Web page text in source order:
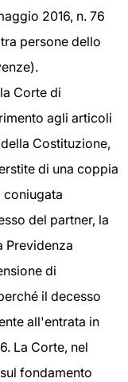
2016, n. 76
persone dello
Corte di
agli articoli
Costituzione,
di una coppia
coniugata
del partner, la
Previdenza
di
il decesso
all'entrata in
La Corte, nel
fondamento